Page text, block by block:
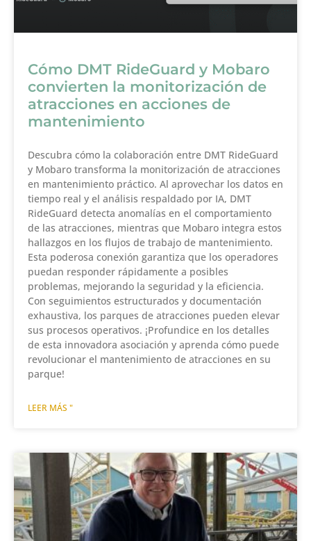
Cómo DMT RideGuard y Mobaro
convierten la monitorización de
atracciones en acciones de
mantenimiento
Descubra cómo la colaboración entre DMT RideGuard
y Mobaro transforma la monitorización de atracciones
en mantenimiento práctico. Al aprovechar los datos en
tiempo real y el análisis respaldado por IA, DMT
RideGuard detecta anomalías en el comportamiento
de las atracciones, mientras que Mobaro integra estos
hallazgos en los flujos de trabajo de mantenimiento.
Esta poderosa conexión garantiza que los operadores
puedan responder rápidamente a posibles
problemas, mejorando la seguridad y la eficiencia.
Con seguimientos estructurados y documentación
exhaustiva, los parques de atracciones pueden elevar
sus procesos operativos. ¡Profundice en los detalles
de esta innovadora asociación y aprenda cómo puede
revolucionar el mantenimiento de atracciones en su
parque!
LEER MÁS "